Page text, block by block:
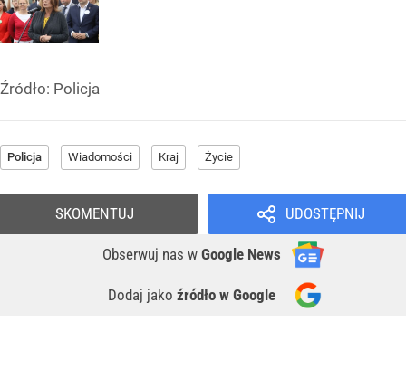
Źródło: Policja
Policja Wiadomości Kraj Życie
UDOSTĘPNIJ
Obserwuj nas w Google News
Dodaj jako źródło w Google
SKOMENTUJ